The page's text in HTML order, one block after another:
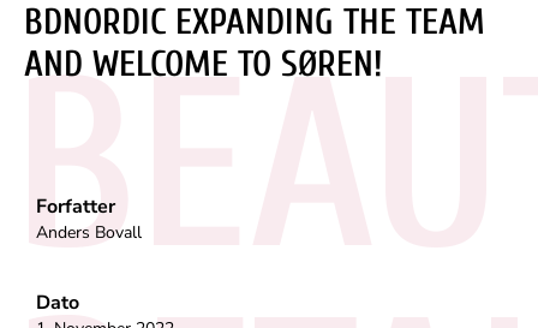
BDNORDIC EXPANDING THE TEAM
AND WELCOME TO SØREN!
Forfatter
Anders Bovall
Dato